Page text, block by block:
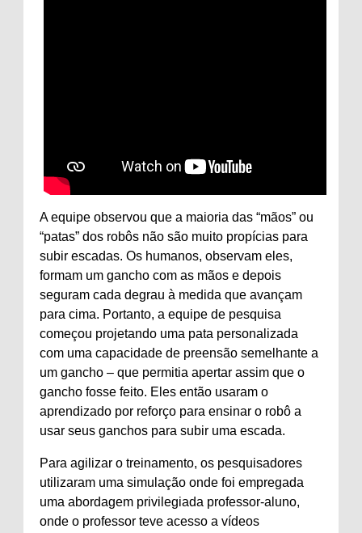
A equipe observou que a maioria das “mãos” ou
“patas” dos robôs não são muito propícias para
subir escadas. Os humanos, observam eles,
formam um gancho com as mãos e depois
seguram cada degrau à medida que avançam
para cima. Portanto, a equipe de pesquisa
começou projetando uma pata personalizada
com uma capacidade de preensão semelhante a
um gancho – que permitia apertar assim que o
gancho fosse feito. Eles então usaram o
aprendizado por reforço para ensinar o robô a
usar seus ganchos para subir uma escada.
Para agilizar o treinamento, os pesquisadores
utilizaram uma simulação onde foi empregada
uma abordagem privilegiada professor-aluno,
onde o professor teve acesso a vídeos